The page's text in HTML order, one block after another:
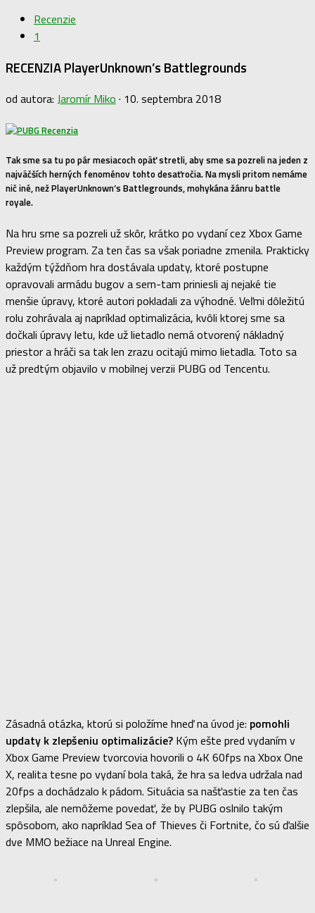
Recenzie
1
RECENZIA PlayerUnknown’s Battlegrounds
od autora: Jaromír Miko · 10. septembra 2018
Tak sme sa tu po pár mesiacoch opäť stretli, aby sme sa pozreli na jeden z
najväčších herných fenoménov tohto desaťročia. Na mysli pritom nemáme
nič iné, než PlayerUnknown’s Battlegrounds, mohykána žánru battle
royale.
Na hru sme sa pozreli už skôr, krátko po vydaní cez Xbox Game
Preview program. Za ten čas sa však poriadne zmenila. Prakticky
každým týždňom hra dostávala updaty, ktoré postupne
opravovali armádu bugov a sem-tam priniesli aj nejaké tie
menšie úpravy, ktoré autori pokladali za výhodné. Veľmi dôležitú
rolu zohrávala aj napríklad optimalizácia, kvôli ktorej sme sa
dočkali úpravy letu, kde už lietadlo nemá otvorený nákladný
priestor a hráči sa tak len zrazu ocitajú mimo lietadla. Toto sa
už predtým objavilo v mobilnej verzii PUBG od Tencentu.
Zásadná otázka, ktorú si položíme hneď na úvod je: pomohli
updaty k zlepšeniu optimalizácie? Kým ešte pred vydaním v
Xbox Game Preview tvorcovia hovorili o 4K 60fps na Xbox One
X, realita tesne po vydaní bola taká, že hra sa ledva udržala nad
20fps a dochádzalo k pádom. Situácia sa našťastie za ten čas
zlepšila, ale nemôžeme povedať, že by PUBG oslnilo takým
spôsobom, ako napríklad Sea of Thieves či Fortnite, čo sú ďalšie
dve MMO bežiace na Unreal Engine.